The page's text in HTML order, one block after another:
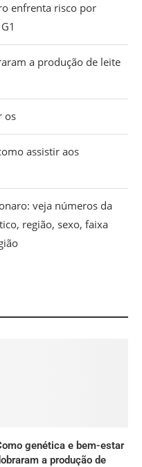
enfrenta risco por
a produção de leite
os
assistir aos
veja números da
região, sexo, faixa
genética e bem-estar
a produção de